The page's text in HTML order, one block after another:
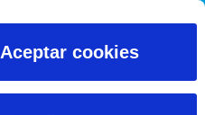
Aceptar cookies